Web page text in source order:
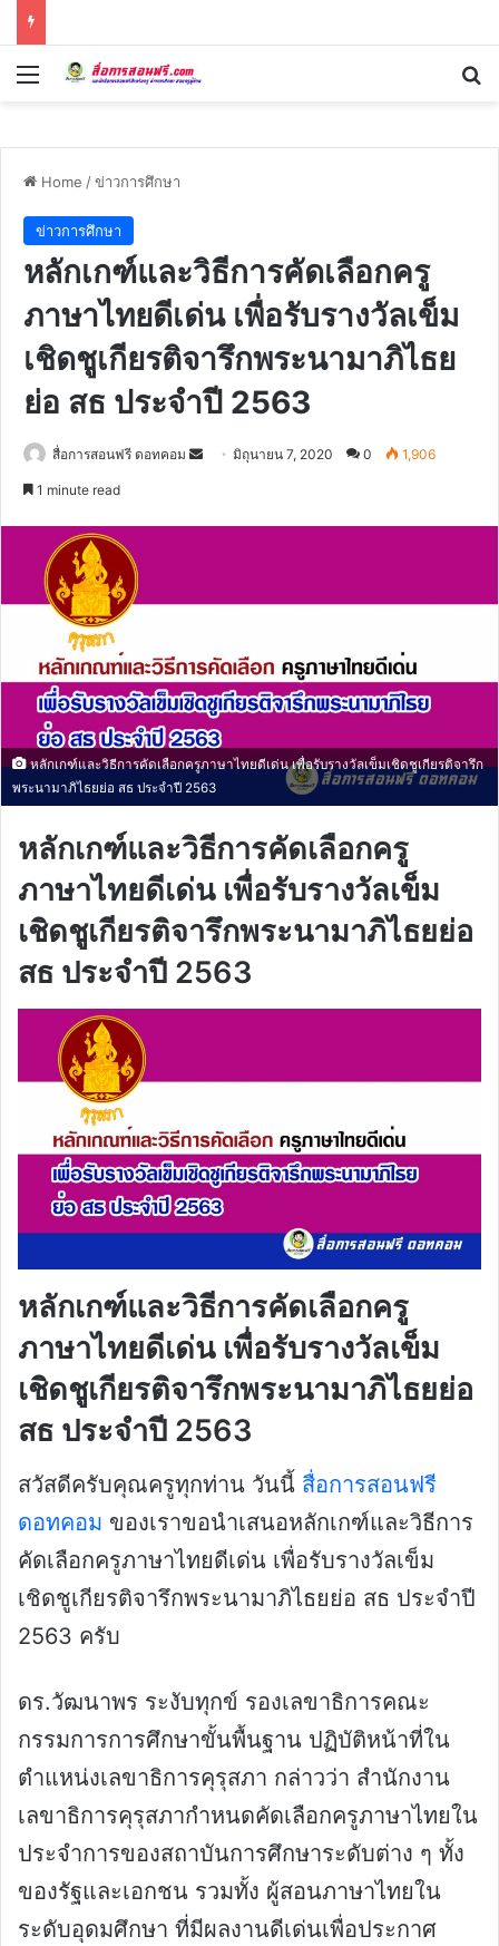
Menu
Home /ข่าวการศึกษา
ข่าวการศึกษา
หลักเกฑ์และวิธีการคัดเลือกครู
ภาษาไทยดีเด่น เพื่อรับรางวัลเข็ม
เชิดชูเกียรติจารึกพระนามาภิไธย
ย่อ สธ ประจำปี 2563
สื่อการสอนฟรี ดอทคอม
Sendมิถุนายน 7, 2020 0 1,906
1 minute read
หลักเกฑ์และวิธีการคัดเลือกครูภาษาไทยดีเด่น เพื่อรับรางวัลเข็มเชิดชูเกียรติจารึก
พระนามาภิไธยย่อ สธ ประจำปี 2563
หลักเกฑ์และวิธีการคัดเลือกครู
ภาษาไทยดีเด่น เพื่อรับรางวัลเข็ม
เชิดชูเกียรติจารึกพระนามาภิไธยย่อ
สธ ประจำปี 2563
หลักเกฑ์และวิธีการคัดเลือกครู
ภาษาไทยดีเด่น เพื่อรับรางวัลเข็ม
เชิดชูเกียรติจารึกพระนามาภิไธยย่อ
สธ ประจำปี 2563
สวัสดีครับคุณครูทุกท่าน วันนี้ สื่อการสอนฟรี
ดอทคอม ของเราขอนำเสนอหลักเกฑ์และวิธีการ
คัดเลือกครูภาษาไทยดีเด่น เพื่อรับรางวัลเข็ม
เชิดชูเกียรติจารึกพระนามาภิไธยย่อ สธ ประจำปี
2563 ครับ
ดร.วัฒนาพร ระงับทุกข์ รองเลขาธิการคณะ
กรรมการการศึกษาขั้นพื้นฐาน ปฏิบัติหน้าที่ใน
ตำแหน่งเลขาธิการคุรุสภา กล่าวว่า สำนักงาน
เลขาธิการคุรุสภากำหนดคัดเลือกครูภาษาไทยใน
ประจำการของสถาบันการศึกษาระดับต่าง ๆ ทั้ง
ของรัฐและเอกชน รวมทั้ง ผู้สอนภาษาไทยใน
ระดับอุดมศึกษา ที่มีผลงานดีเด่นเพื่อประกาศ